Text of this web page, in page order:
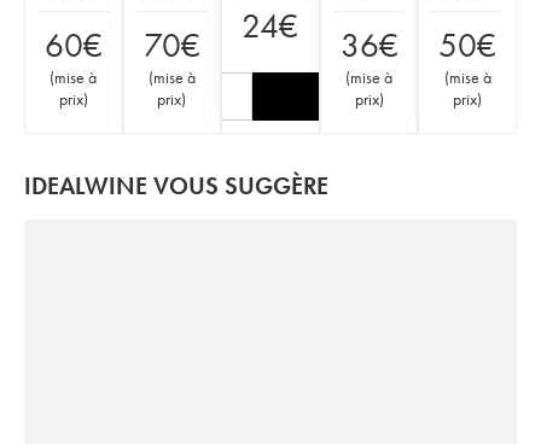
60€
(mise à
prix)
70€
(mise à
prix)
24€ 36€
(mise à
prix)
50€
(mise à
prix)
IDEALWINE VOUS SUGGÈRE